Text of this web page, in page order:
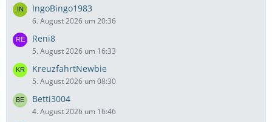
IngoBingo1983
6. August 2026 um 20:36
Reni8
5. August 2026 um 16:33
KreuzfahrtNewbie
5. August 2026 um 08:30
Betti3004
4. August 2026 um 16:46